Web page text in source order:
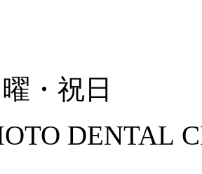
・祝日
DENTAL